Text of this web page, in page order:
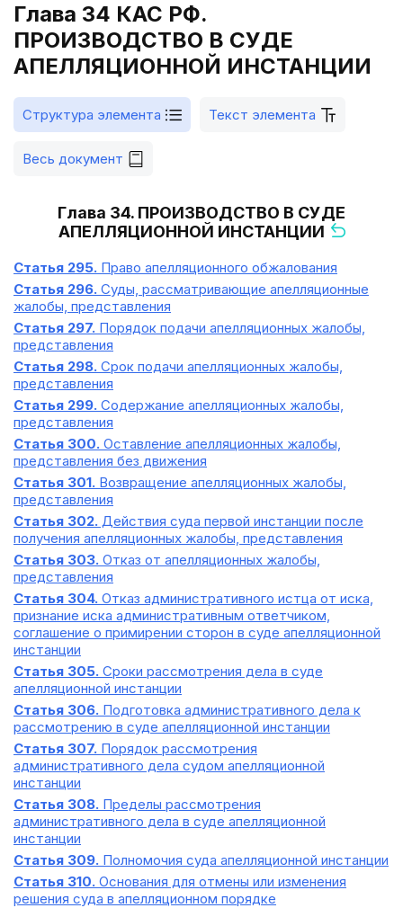
Глава 34 КАС РФ.
ПРОИЗВОДСТВО В СУДЕ
АПЕЛЛЯЦИОННОЙ ИНСТАНЦИИ
Структура элемента Текст элемента
Весь документ
Глава 34. ПРОИЗВОДСТВО В СУДЕ
АПЕЛЛЯЦИОННОЙ ИНСТАНЦИИ
Статья 295. Право апелляционного обжалования
Статья 296. Суды, рассматривающие апелляционные
жалобы, представления
Статья 297. Порядок подачи апелляционных жалобы,
представления
Статья 298. Срок подачи апелляционных жалобы,
представления
Статья 299. Содержание апелляционных жалобы,
представления
Статья 300. Оставление апелляционных жалобы,
представления без движения
Статья 301. Возвращение апелляционных жалобы,
представления
Статья 302. Действия суда первой инстанции после
получения апелляционных жалобы, представления
Статья 303. Отказ от апелляционных жалобы,
представления
Статья 304. Отказ административного истца от иска,
признание иска административным ответчиком,
соглашение о примирении сторон в суде апелляционной
инстанции
Статья 305. Сроки рассмотрения дела в суде
апелляционной инстанции
Статья 306. Подготовка административного дела к
рассмотрению в суде апелляционной инстанции
Статья 307. Порядок рассмотрения
административного дела судом апелляционной
инстанции
Статья 308. Пределы рассмотрения
административного дела в суде апелляционной
инстанции
Статья 309. Полномочия суда апелляционной инстанции
Статья 310. Основания для отмены или изменения
решения суда в апелляционном порядке